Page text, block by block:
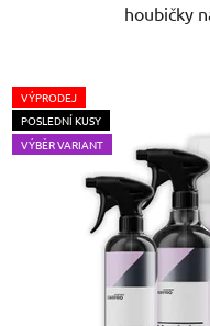
houbičky
VÝPRODEJ
POSLEDNÍ KUSY
VÝBĚR VARIANT